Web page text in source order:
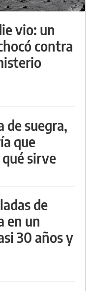
vio: un
contra
de suegra,
que
sirve
de
en un
30 años y